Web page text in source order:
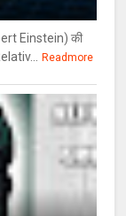
Einstein) की
Readmore